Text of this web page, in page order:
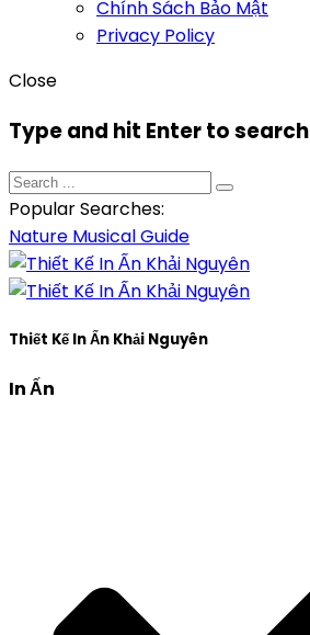
Chính Sách Bảo Mật
Privacy Policy
Close
Type and hit Enter to search
Popular Searches:
Nature MusicalGuide
Thiết Kế In Ấn Khải Nguyên
In Ấn